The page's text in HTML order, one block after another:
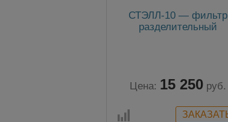
СТЭЛЛ-10 — фильтр
разделительный
Цена: 15 250 руб.